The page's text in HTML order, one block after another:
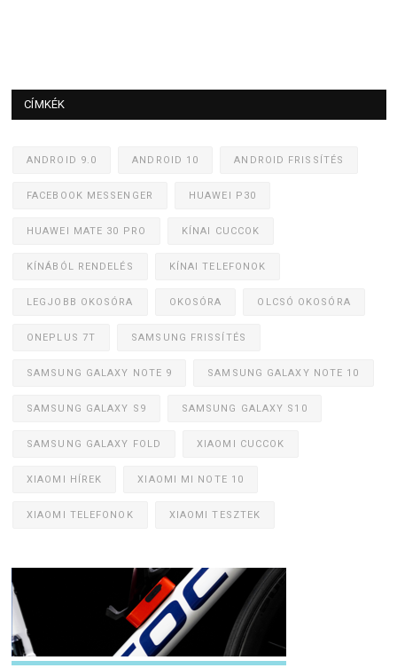
CÍMKÉK
ANDROID 9.0 ANDROID 10 ANDROID FRISSÍTÉS
FACEBOOK MESSENGER HUAWEI P30
HUAWEI MATE 30 PRO KÍNAI CUCCOK
KÍNÁBÓL RENDELÉS KÍNAI TELEFONOK
LEGJOBB OKOSÓRA OKOSÓRA OLCSÓ OKOSÓRA
ONEPLUS 7T SAMSUNG FRISSÍTÉS
SAMSUNG GALAXY NOTE 9 SAMSUNG GALAXY NOTE 10
SAMSUNG GALAXY S9 SAMSUNG GALAXY S10
SAMSUNG GALAXY FOLD XIAOMI CUCCOK
XIAOMI HÍREK XIAOMI MI NOTE 10
XIAOMI TELEFONOK XIAOMI TESZTEK